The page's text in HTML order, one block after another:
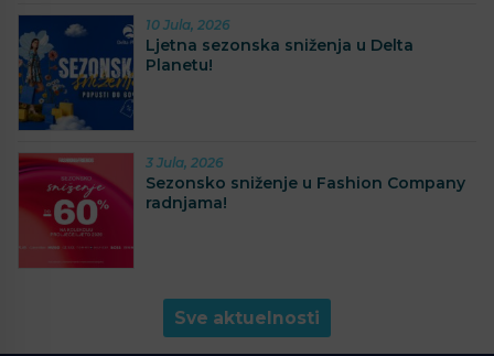
10 Jula, 2026
Ljetna sezonska sniženja u Delta
Planetu!
3 Jula, 2026
Sezonsko sniženje u Fashion Company
radnjama!
Sve aktuelnosti